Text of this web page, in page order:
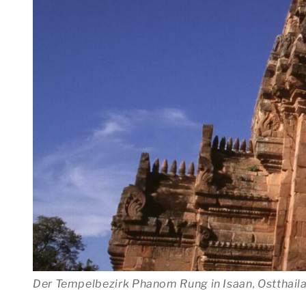
Der Tempelbezirk Phanom Rung in Isaan,